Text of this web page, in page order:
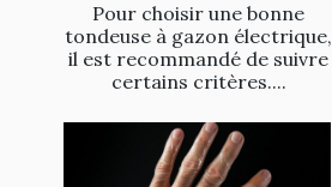
Pour choisir une bonne
tondeuse à gazon électrique,
il est recommandé de suivre
certains critères....